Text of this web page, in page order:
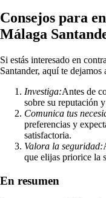
Consejos para
Málaga
Si estás interesado en
Santander, aquí te
Investiga:Antes de
sobre su reputación
Comunica tus
preferencias y
satisfactoria.
Valora la seguridad:
que elijas priorice la
En resumen